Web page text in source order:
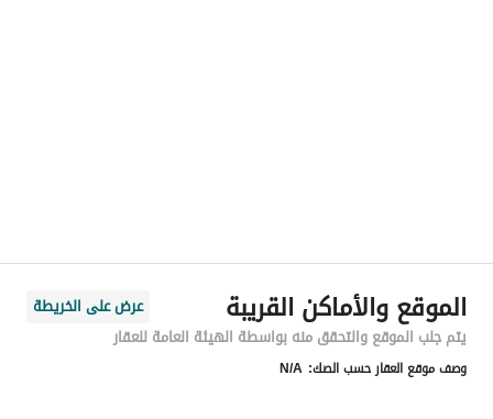
رقم المبنى
7487
الرقم الاضافي
الموقع والأماكن القريبة
عرض على الخريطة
يتم جلب الموقع والتحقق منه بواسطة الهيئة العامة للعقار
وصف موقع العقار حسب الصك: N/A